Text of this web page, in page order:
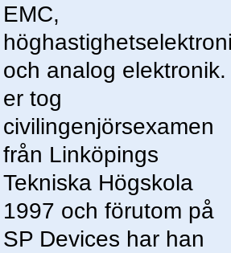
EMC,
och analog elektronik.
er tog
civilingenjörsexamen
från Linköpings
Tekniska Högskola
1997 och förutom på
SP Devices har han